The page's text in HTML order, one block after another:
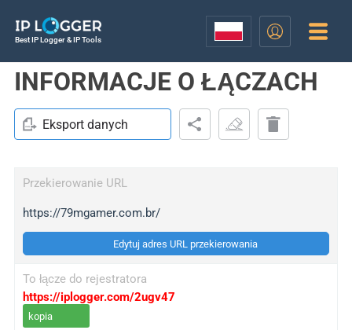
Best IP Logger & IP Tools
INFORMACJE O ŁĄCZACH
Eksport danych
Przekierowanie URL
https://79mgamer.com.br/
Edytuj adres URL przekierowania
To łącze do rejestratora
https://iplogger.com/2ugv47
kopia